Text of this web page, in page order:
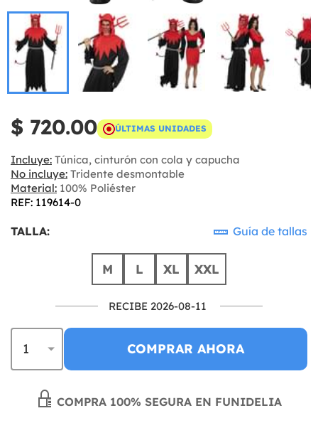
$ 720.00 ÚLTIMAS UNIDADES
Incluye: Túnica, cinturón con cola y capucha
No incluye: Tridente desmontable
Material: 100% Poliéster
REF: 119614-0
TALLA: Guía de tallas
M L XL XXL
RECIBE 2026-08-11
COMPRAR AHORA
COMPRA 100% SEGURA EN FUNIDELIA